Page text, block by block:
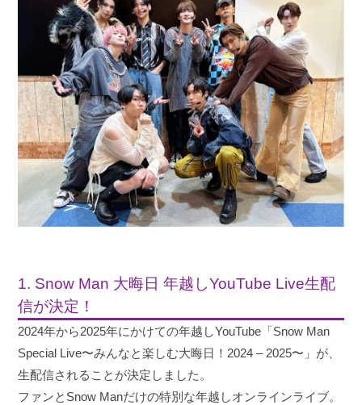
1. Snow Man 大晦日 年越しYouTube Live生配
信が決定！
2024年から2025年にかけての年越しYouTube「Snow Man
Special Live〜みんなと楽しむ大晦日！2024 – 2025〜」が、
生配信されることが決定しました。
ファンとSnow Manだけの特別な年越しオンラインライブ。